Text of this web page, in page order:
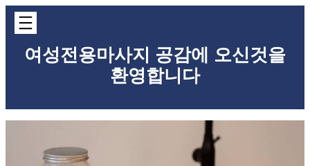
콘
기
여성전용마사지 공감에 오신것을
환영합니다